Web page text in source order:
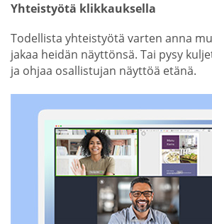
Yhteistyötä klikkauksella
Todellista yhteistyötä varten anna
jakaa heidän näyttönsä. Tai pysy
ja ohjaa osallistujan näyttöä etänä.